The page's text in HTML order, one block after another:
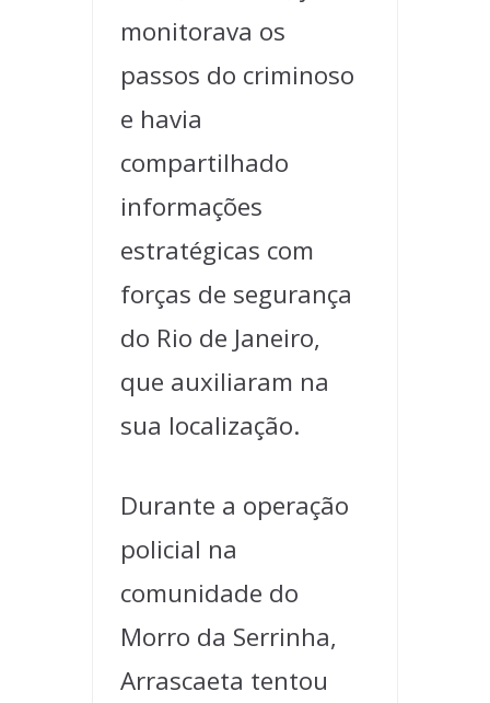
monitorava os
passos do criminoso
e havia
compartilhado
informações
estratégicas com
forças de segurança
do Rio de Janeiro,
que auxiliaram na
sua localização.
Durante a operação
policial na
comunidade do
Morro da Serrinha,
Arrascaeta tentou